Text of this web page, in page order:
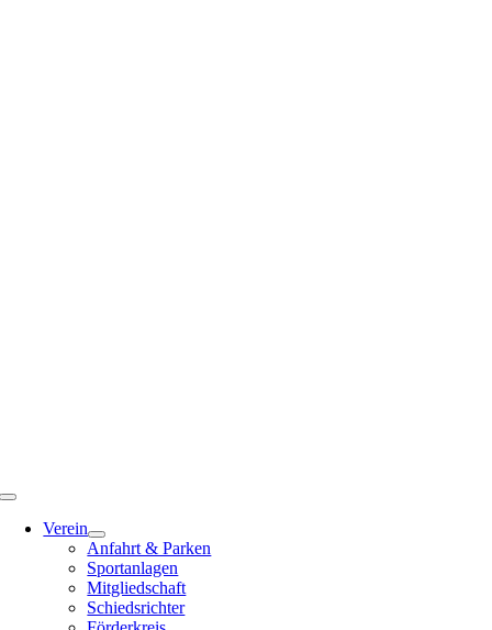
Toggle
NavigationVerein
Anfahrt & Parken
Sportanlagen
Mitgliedschaft
Schiedsrichter